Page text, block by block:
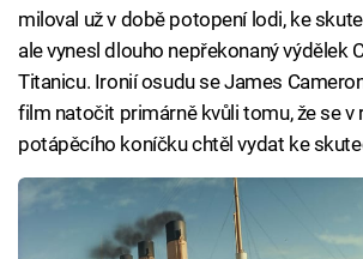
miloval už v době potopení lodi, ke
ale vynesl dlouho nepřekonaný výdělek
Titanicu. Ironií osudu se James
film natočit primárně kvůli tomu, že se v
potápěcího koníčku chtěl vydat ke